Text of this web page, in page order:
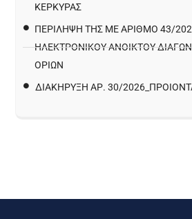
ΚΈΡΚΥΡΑΣ
ΠΕΡΙΛΗΨΗ ΤΗΣ ΜΕ ΑΡΙΘΜΟ 43/
ΗΛΕΚΤΡΟΝΙΚΟΥ ΑΝΟΙΚΤΟΥ
ΟΡΙΩΝ
ΔΙΑΚΉΡΥΞΗ ΑΡ. 30/